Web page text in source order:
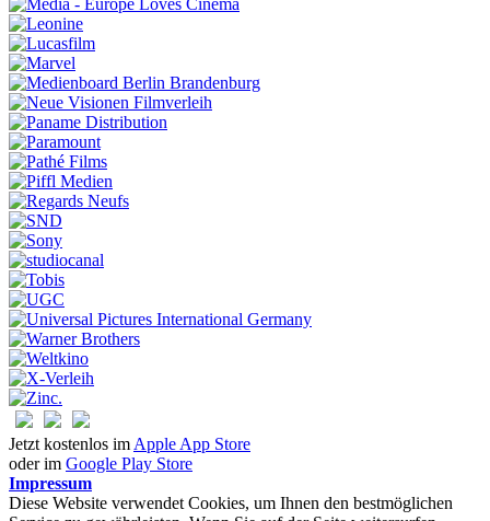
Jetzt kostenlos im Apple App Store
oder im Google Play Store
Impressum
Diese Website verwendet Cookies, um Ihnen den bestmöglichen